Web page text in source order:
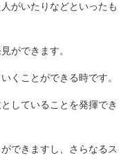
がいたりなどといったも
ができます。
くことができる時です。
していることを発揮でき
できますし、さらなるス